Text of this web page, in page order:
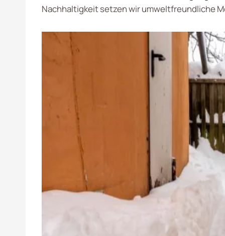
Nachhaltigkeit setzen wir umweltfreundliche